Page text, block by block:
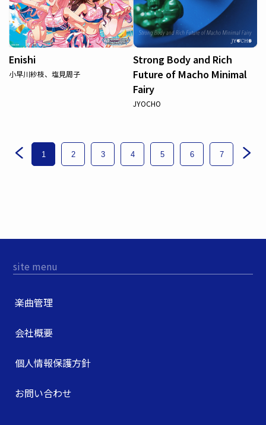
Enishi
小早川紗枝、塩見周子
Strong Body and Rich
Future of Macho Minimal
Fairy
JYOCHO
1 2 3 4 5 6 7 8
site menu
楽曲管理
会社概要
個人情報保護方針
お問い合わせ